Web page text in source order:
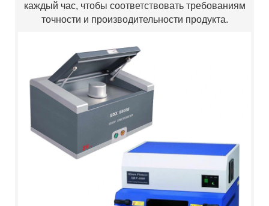
каждый час, чтобы соответствовать требованиям
точности и производительности продукта.